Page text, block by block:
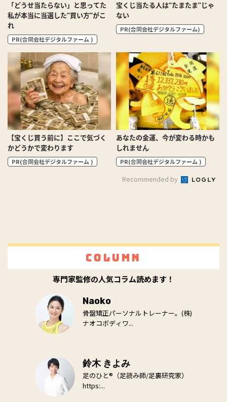
「どうせ当たらない」と思ってた
私が本当に当選した“買い方”がこ
れ
PR(合同会社デジタルファーム )
宝くじ当たる人は“たまたま”じゃ
ない
PR(合同会社デジタルファーム)
【宝くじ買う前に】ここで気づく
かどうかで変わります
PR(合同会社デジタルファーム )
あなたの金運、今が変わる時かも
しれません
PR(合同会社デジタルファーム )
Recommended by
Column
専門家監修の人気コラム読めます！
Naoko
骨盤矯正パーソナルトレーナー。(株)
ナオコボディワ...
鈴木 きよみ
足のひと®（足読み師/足裏研究家）
https:...